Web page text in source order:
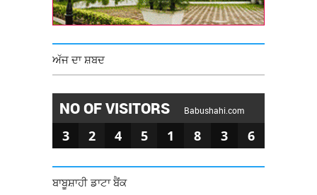
ਅੱਜ ਦਾ ਸ਼ਬਦ
NO OF VISITORS Babushahi.com
3 2 4 5 1 8 3 6
ਬਾਬੂਸ਼ਾਹੀ ਡਾਟਾ ਬੈਂਕ